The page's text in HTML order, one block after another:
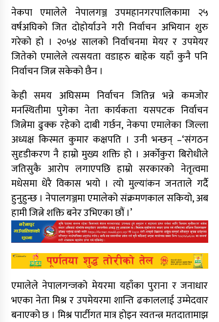
नेकपा एमालेले नेपालगञ्ज उपमहानगरपालिकामा २५
वर्षअघिको जित दोहोर्याउने गरी निर्वाचन अभियान शुरु
गरेको हो । २०५४ सालको निर्वाचनमा मेयर र उपमेयर
जितेको एमालेले त्यसयता वडाहरु बाहेक यहाँ कुनै पनि
निर्वाचन जित्न सकेको छैन ।
केही समय अघिसम्म निर्वाचन जितिन्न भन्ने कमजोर
मनस्थितीमा पुगेका नेता कार्यकता यसपटक निर्वाचन
जित्नेमा ढुक्क रहेको दाबी गर्छन, नेकपा एमालेका जिल्ला
अध्यक्ष किस्मत कुमार कक्षपति । उनी भन्छन् –‘संगठन
सुदृडीकरण नै हाम्रो मुख्य शक्ति हो । अर्कोकुरा बिरोधीले
जतिसुकै आरोप लगाएपछि हाम्रो सरकारको नेतृत्वमा
मधेसमा धेरै विकास भयो । त्यो मुल्यांकन जनताले गर्दै
हुनुहुन्छ । नेपालगञ्जमा एमालेको संक्रमणकाल सकियो, अब
हामी जित्ने शक्ति बनेर उभिएका छौं ।’
एमालेले नेपालगन्जको मेयरमा यहाँका पुराना र जनाधार
भएका नेता मिश्र र उपमेयरमा शान्ति ढकाललाई उम्मेदवार
बनाएको छ । मिश्र पार्टीगत मात्र होइन स्वतन्त्र मतदातामाझ